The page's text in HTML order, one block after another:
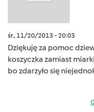
śr., 11/20/2013 - 20:03
Dziękuję za pomoc
koszyczka zamiast
bo zdarzyło się